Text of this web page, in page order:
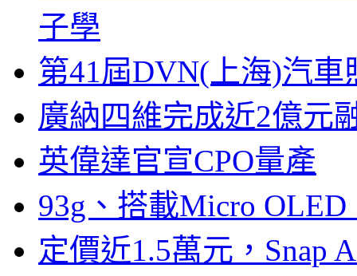
子學
第41屆DVN(上海)汽
廣納四維完成近2億元
英偉達官宣CPO量產
93g、搭載Micro
定價近1.5萬元，Snap